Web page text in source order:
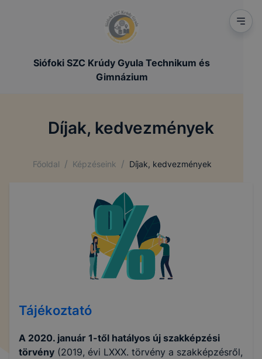
Siófoki SZC Krúdy Gyula Technikum és
Gimnázium
Díjak, kedvezmények
Főoldal / Képzéseink / Díjak, kedvezmények
Tájékoztató
A 2020. január 1-től hatályos új szakképzési
törvény (2019, évi LXXX. törvény a szakképzésről,